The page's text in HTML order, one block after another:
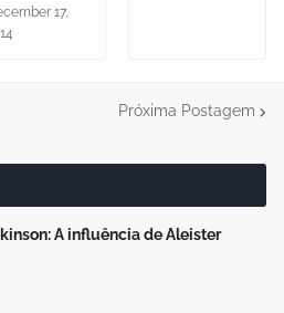
17,
Próxima Postagem
A influência de Aleister